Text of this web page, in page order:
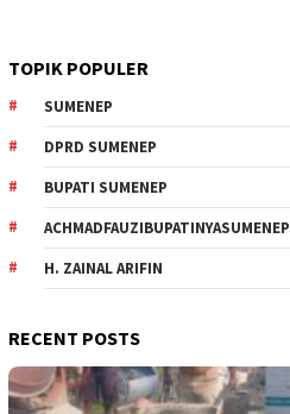
TOPIK POPULER
SUMENEP
DPRD SUMENEP
BUPATI SUMENEP
ACHMADFAUZIBUPATINYASUMENEP
H. ZAINAL ARIFIN
RECENT POSTS